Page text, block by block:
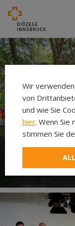
Neuer
Laudato
Wir
von
und wie Sie
hier. Wenn
stimmen Sie